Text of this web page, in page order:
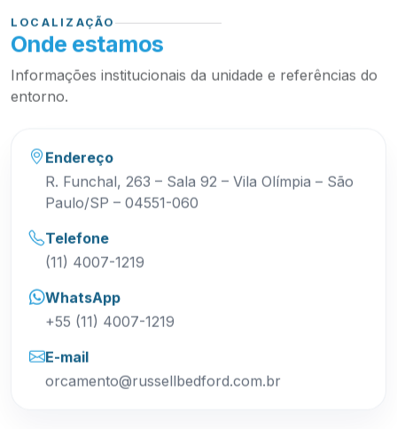
LOCALIZAÇÃO
Onde estamos
Informações institucionais da unidade e referências do
entorno.
Endereço
R. Funchal, 263 – Sala 92 – Vila Olímpia – São
Paulo/SP – 04551-060
Telefone
(11) 4007-1219
WhatsApp
+55 (11) 4007-1219
E-mail
orcamento@russellbedford.com.br